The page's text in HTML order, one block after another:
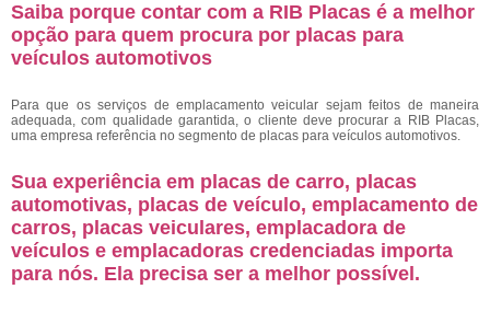
Saiba porque contar com a RIB Placas é a melhor
opção para quem procura por placas para
veículos automotivos
Para que os serviços de emplacamento veicular sejam feitos de maneira
adequada, com qualidade garantida, o cliente deve procurar a RIB Placas,
uma empresa referência no segmento de placas para veículos automotivos.
Sua experiência em placas de carro, placas
automotivas, placas de veículo, emplacamento de
carros, placas veiculares, emplacadora de
veículos e emplacadoras credenciadas importa
para nós. Ela precisa ser a melhor possível.